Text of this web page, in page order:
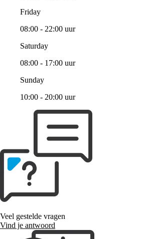
Friday
08:00 - 22:00 uur
Saturday
08:00 - 17:00 uur
Sunday
10:00 - 20:00 uur
Veel gestelde vragen
Vind je antwoord